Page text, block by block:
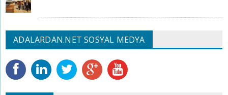
ADALARDAN.NET SOSYAL MEDYA